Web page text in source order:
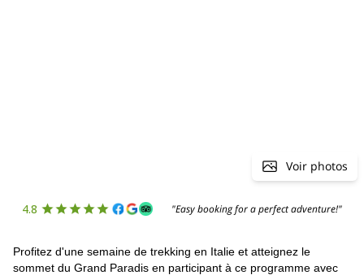
Voir photos
4.8 "Easy booking for a perfect adventure!"
Profitez d'une semaine de trekking en Italie et atteignez le
sommet du Grand Paradis en participant à ce programme avec